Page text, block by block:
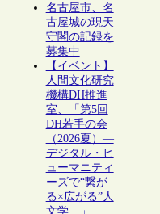
名古屋市、名
古屋城の現天
守閣の記録を
募集中
【イベント】
人間文化研究
機構DH推進
室、「第5回
DH若手の会
（2026夏）―
デジタル・ヒ
ューマニティ
ーズで“繋が
る×広がる”人
文学―」